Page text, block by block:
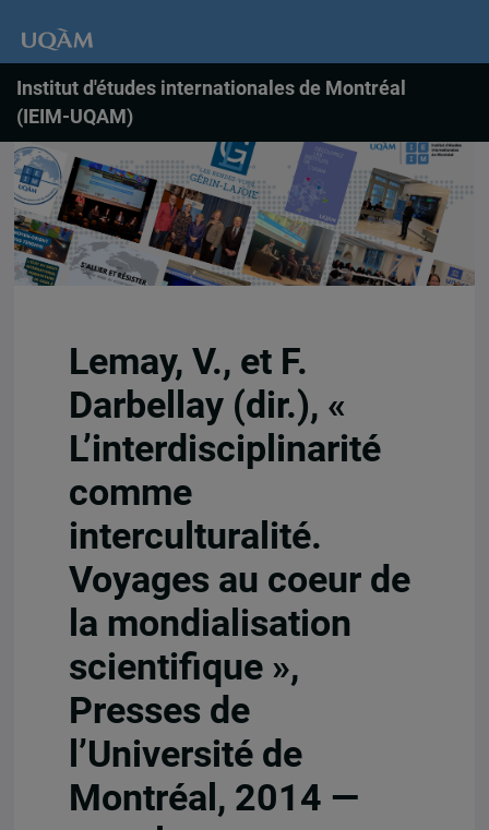
Institut d'études internationales de Montréal
(IEIM-UQAM)
Lemay, V., et F.
Darbellay (dir.), «
L’interdisciplinarité
comme
interculturalité.
Voyages au coeur de
la mondialisation
scientifique »,
Presses de
l’Université de
Montréal, 2014 —